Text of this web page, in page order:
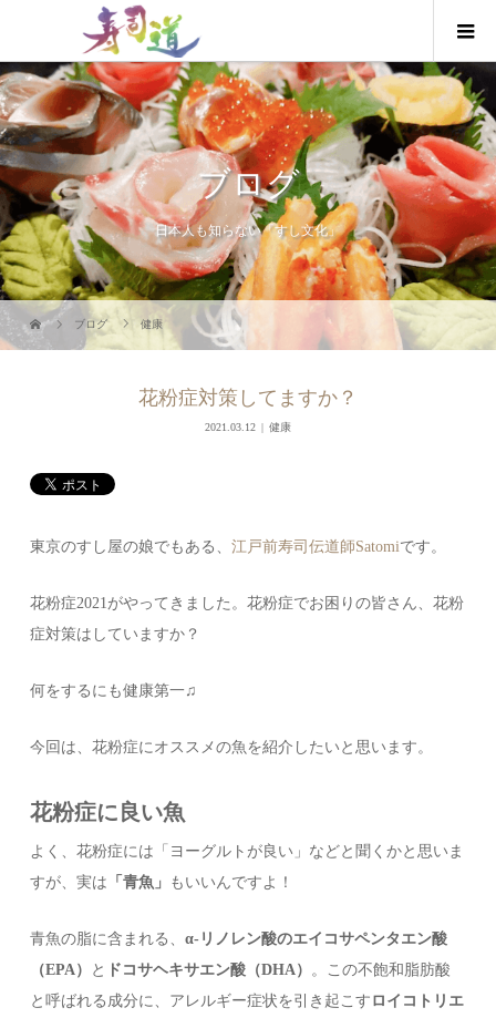
ブログ
日本人も知らない「すし文化」
ブログ 健康
花粉症対策してますか？
2021.03.12 健康
東京のすし屋の娘でもある、江戸前寿司伝道師Satomiです。
花粉症2021がやってきました。花粉症でお困りの皆さん、花粉
症対策はしていますか？
何をするにも健康第一♫
今回は、花粉症にオススメの魚を紹介したいと思います。
花粉症に良い魚
よく、花粉症には「ヨーグルトが良い」などと聞くかと思いま
すが、実は 「青魚」 もいいんですよ！
青魚の脂に含まれる、α-リノレン酸のエイコサペンタエン酸
（EPA）
と ドコサヘキサエン酸（DHA） 。この不飽和脂肪酸
と呼ばれる成分に、アレルギー症状を引き起こす ロイコトリエ